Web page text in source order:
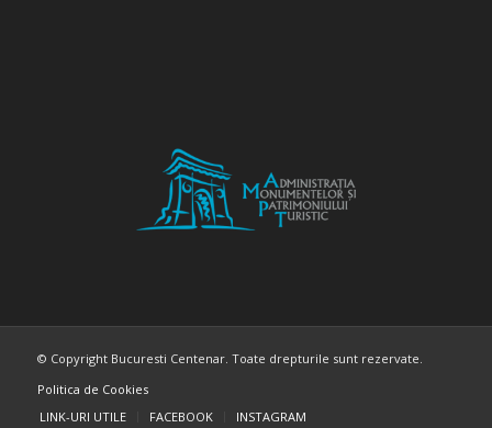
© Copyright Bucuresti Centenar. Toate drepturile sunt rezervate.
Politica de Cookies
LINK-URI UTILE
FACEBOOK INSTAGRAM